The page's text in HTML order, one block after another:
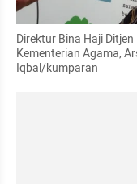
Direktur Bina Haji
Kementerian Agama,
Iqbal/kumparan